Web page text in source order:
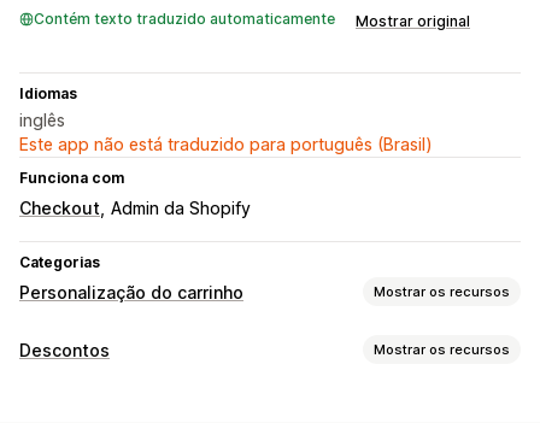
Contém texto traduzido automaticamente Mostrar original
Idiomas
inglês
Este app não está traduzido para português (Brasil)
Funciona com
Checkout Admin da Shopify
Categorias
Personalização do carrinho Mostrar os recursos
Exibição do carrinho
Descontos Mostrar os recursos